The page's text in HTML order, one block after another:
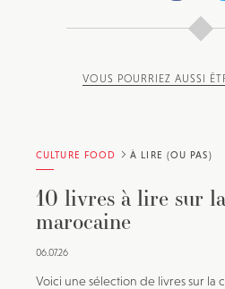
VOUS POURRIEZ AUSSI
CULTURE FOOD À LIRE (OU PAS)
10 livres à lire sur
marocaine
06.07.26
Voici une sélection de livres sur la